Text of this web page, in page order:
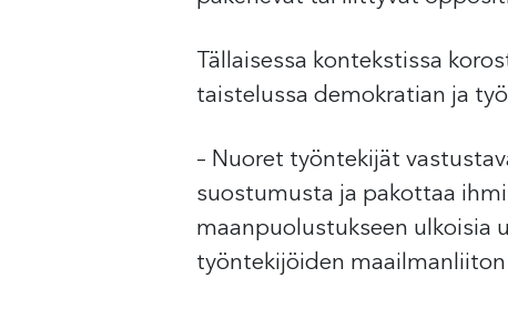
Tällaisessa kontekstissa
taistelussa demokratian ja
– Nuoret työntekijät
suostumusta ja pakottaa
maanpuolustukseen ulkoisia
työntekijöiden maailmanliiton